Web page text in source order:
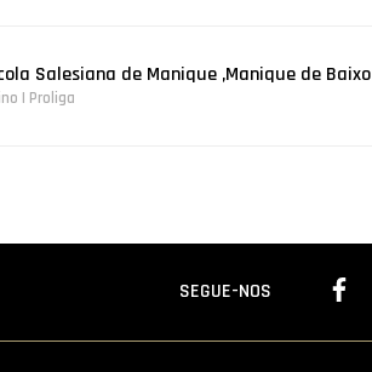
Salesiana de Manique ,Manique de Baixo
| Proliga
SEGUE-NOS